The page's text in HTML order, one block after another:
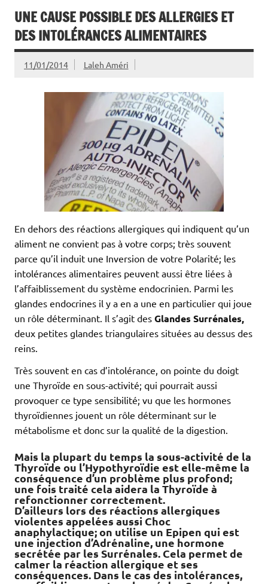
UNE CAUSE POSSIBLE DES ALLERGIES ET
DES INTOLÉRANCES ALIMENTAIRES
11/01/2014 Laleh Améri
En dehors des réactions allergiques qui indiquent qu’un
aliment ne convient pas à votre corps; très souvent
parce qu’il induit une Inversion de votre Polarité; les
intolérances alimentaires peuvent aussi être liées à
l’affaiblissement du système endocrinien. Parmi les
glandes endocrines il y a en a une en particulier qui joue
un rôle déterminant. Il s’agit des Glandes Surrénales,
deux petites glandes triangulaires situées au dessus des
reins.
Très souvent en cas d’intolérance, on pointe du doigt
une Thyroïde en sous-activité; qui pourrait aussi
provoquer ce type sensibilité; vu que les hormones
thyroïdiennes jouent un rôle déterminant sur le
métabolisme et donc sur la qualité de la digestion.
Mais la plupart du temps la sous-activité de la
Thyroïde ou l’Hypothyroïdie est elle-même la
conséquence d’un problème plus profond;
une fois traité cela aidera la Thyroïde à
refonctionner correctement.
D’ailleurs lors des réactions allergiques
violentes appelées aussi Choc
anaphylactique; on utilise un Epipen qui est
une injection d’Adrénaline, une hormone
secrétée par les Surrénales. Cela permet de
calmer la réaction allergique et ses
conséquences. Dans le cas des intolérances,